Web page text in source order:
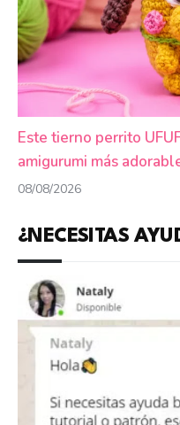
Este tierno perrito
amigurumi más
08/08/2026
¿NECESITAS